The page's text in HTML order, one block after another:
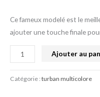
Ce fameux modelé est le
ajouter une touche finale
Ajouter au
Catégorie :turban multicolore